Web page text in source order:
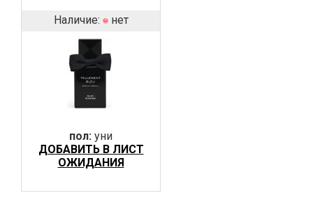
Наличие: нет
пол: уни
ДОБАВИТЬ В ЛИСТ
ОЖИДАНИЯ